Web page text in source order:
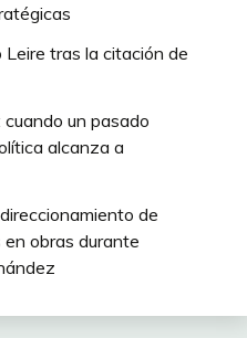
tras la citación de
un pasado
alcanza a
de
obras durante